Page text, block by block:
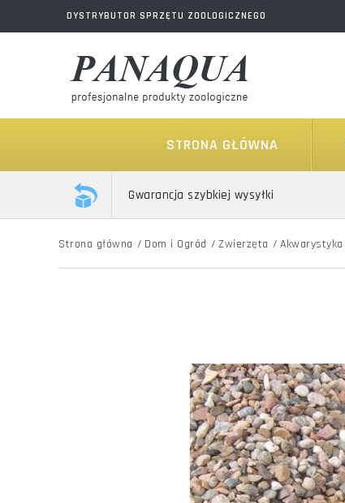
DYSTRYBUTOR SPRZĘTU ZOOLOGICZNEGO
STRONA GŁÓWNA
Gwarancja szybkiej wysyłki
Strona główna / Dom i Ogród / Zwierzęta / Akwarystyka